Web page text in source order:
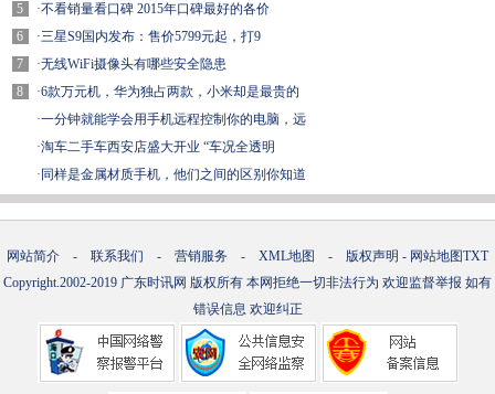
5
6
7
8
·不看销量看口碑 2015年口碑最好的各价
·三星S9国内发布：售价5799元起，打9
·无线WiFi摄像头有哪些安全隐患
·6款万元机，华为独占两款，小米却是最贵的
·一分钟就能学会用手机远程控制你的电脑，远
·淘车二手车西安店盛大开业 “车况全透明
· 同样是金属材质手机，他们之间的区别你知道
网站简介 - 联系我们 - 营销服务 - XML地图 - 版权声明 - 网站地图TXT
Copyright.2002-2019 广东时讯网 版权所有 本网拒绝一切非法行为 欢迎监督举报 如有
错误信息 欢迎纠正